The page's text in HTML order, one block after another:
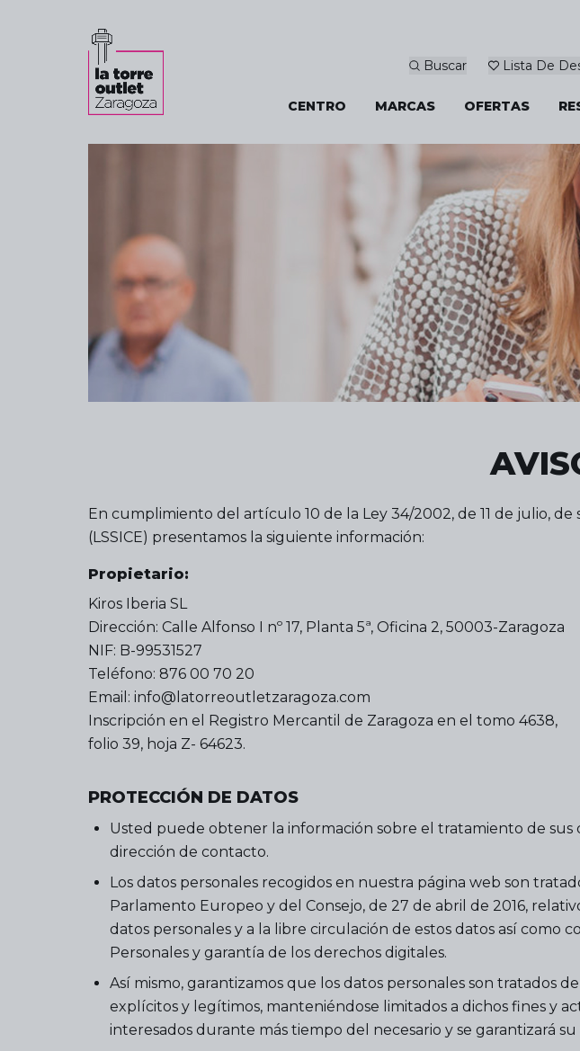
Buscar Lista De
CENTRO MARCAS OFERTAS
En cumplimiento del artículo 10 de la Ley 34/2002, de 11 de julio,
(LSSICE) presentamos la siguiente información:
Propietario:
Kiros Iberia SL
Dirección: Calle Alfonso I nº 17, Planta 5ª, Oficina 2, 50003-Zaragoza
NIF: B-99531527
Teléfono: 876 00 70 20
Email: info@latorreoutletzaragoza.com
Inscripción en el Registro Mercantil de Zaragoza en el tomo 4638,
folio 39, hoja Z- 64623.
PROTECCIÓN DE DATOS
Usted puede obtener la información sobre el tratamiento de sus
dirección de contacto.
Los datos personales recogidos en nuestra página web son
Parlamento Europeo y del Consejo, de 27 de abril de 2016,
datos personales y a la libre circulación de estos datos así como
Personales y garantía de los derechos digitales.
Así mismo, garantizamos que los datos personales son tratados
explícitos y legítimos, manteniéndose limitados a dichos fines y
interesados durante más tiempo del necesario y se garantizará